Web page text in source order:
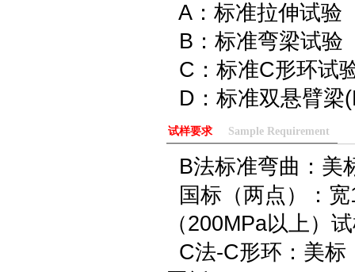
A：标准拉伸试验
B：标准弯梁试验
C：标准C形环试
D：标准双悬臂梁
试样要求 Sample Requirement
B法标准弯曲：美
国标（两点）：
（200MPa以上）
C法-C形环：美标